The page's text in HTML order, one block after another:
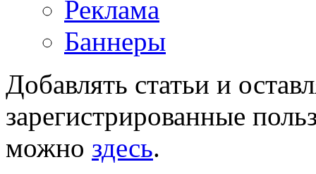
Реклама
Баннеры
Добавлять статьи и
зарегистрированные
можно здесь.